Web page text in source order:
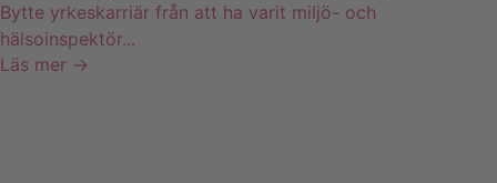
Bytte yrkeskarriär från att ha varit miljö- och
hälsoinspektör...
Läs mer →